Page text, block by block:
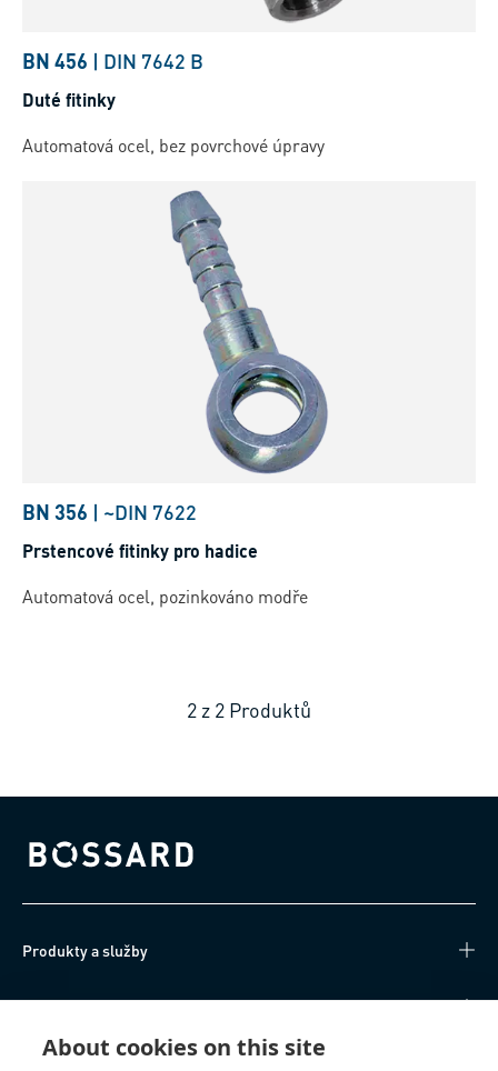
About cookies on this site
BN 456 | DIN 7642 B
Duté fitinky
Automatová ocel, bez povrchové úpravy
BN 356 | ~DIN 7622
Prstencové fitinky pro hadice
Automatová ocel, pozinkováno modře
2 z 2 Produktů
Bossard homepage
Produkty a služby
Technické informace